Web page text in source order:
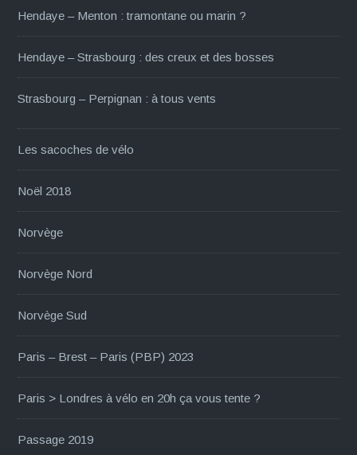
Hendaye – Menton : tramontane ou marin ?
Hendaye – Strasbourg : des creux et des bosses
Strasbourg – Perpignan : à tous vents
Les sacoches de vélo
Noël 2018
Norvège
Norvège Nord
Norvège Sud
Paris – Brest – Paris (PBP) 2023
Paris > Londres à vélo en 20h ça vous tente ?
Passage 2019